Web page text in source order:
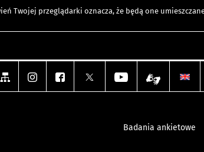
Twojej przeglądarki oznacza, że będą one
Badania ankietowe